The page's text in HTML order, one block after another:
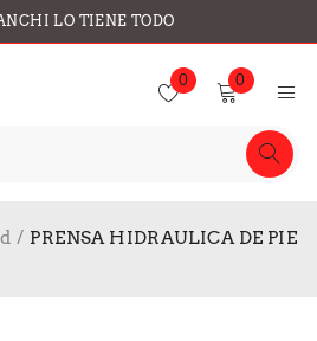
LO TIENE TODO
0 0
/ PRENSA HIDRAULICA DE PIE